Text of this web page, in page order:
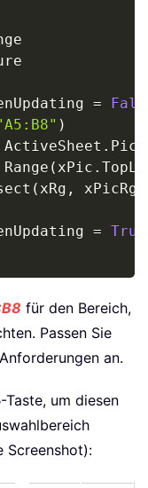
=
)
ActiveSheet .
Range ( xPic .
( xRg , xPicRg
= True
für den Bereich,
Passen Sie
an.
-Taste, um diesen
Screenshot):